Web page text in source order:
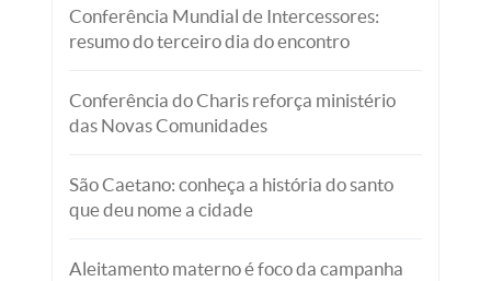
Conferência Mundial de Intercessores:
resumo do terceiro dia do encontro
Conferência do Charis reforça ministério
das Novas Comunidades
São Caetano: conheça a história do santo
que deu nome a cidade
Aleitamento materno é foco da campanha